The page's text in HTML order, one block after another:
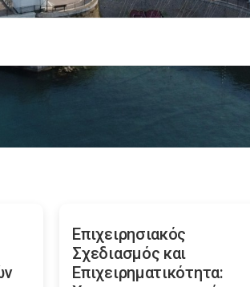
Επιχειρησιακός
Σχεδιασμός και
Επιχειρηματικότητα: